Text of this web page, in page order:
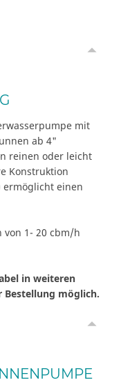
mit
ab 4"
reinen oder leicht
Konstruktion
ermöglicht einen
von 1- 20 cbm/h
in weiteren
Bestellung möglich.